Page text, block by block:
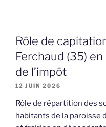
Rôle de
Ferchaud (35)
de l’impôt
12 JUIN 2026
Rôle de répartition des
habitants de la paroisse